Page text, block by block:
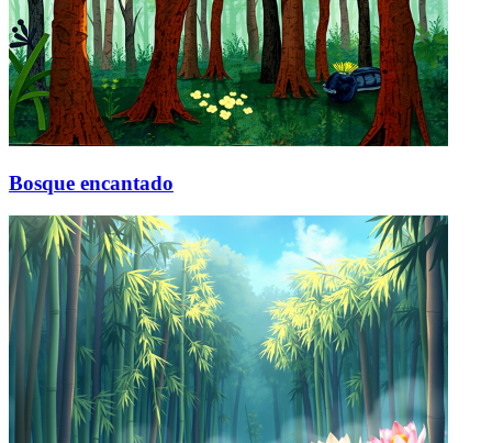
Bosque encantado